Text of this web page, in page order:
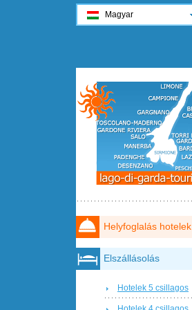
Helyfoglalás hotelek
Elszállásolás
Hotelek 5 csillagos
Magyar